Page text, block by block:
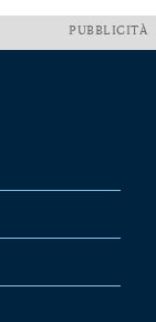
PUBBLICITÀ